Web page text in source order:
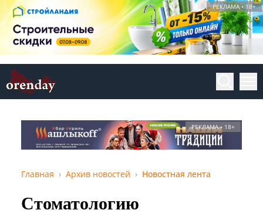
РЕКЛАМА • 18+
РЕКЛАМА • 18+
Главная Архив новостей Новостная лента
Стоматологию